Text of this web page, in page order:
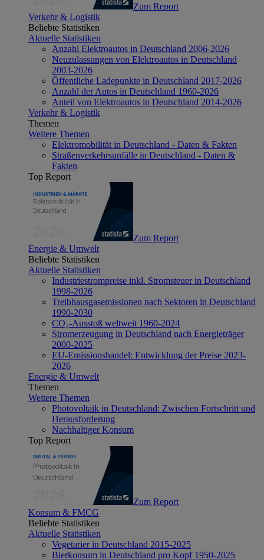
Zum Report
Verkehr & Logistik
Beliebte Statistiken
Aktuelle Statistiken
Anzahl Elektroautos in Deutschland 2006-2026
Neuzulassungen von Elektroautos in Deutschland
2003-2026
Öffentliche Ladepunkte in Deutschland 2017-2026
Anzahl der Autos in Deutschland 1960-2026
Anteil von Elektroautos in Deutschland 2014-2026
Verkehr & Logistik
Themen
Weitere Themen
Elektromobilität in Deutschland - Daten & Fakten
Straßenverkehrsunfälle in Deutschland - Daten &
Fakten
Top Report
Zum Report
Energie & Umwelt
Beliebte Statistiken
Aktuelle Statistiken
Industriestrompreise inkl. Stromsteuer in Deutschland
1998-2026
Treibhausgasemissionen nach Sektoren in Deutschland
1990-2030
CO₂-Ausstoß weltweit 1960-2024
Stromerzeugung in Deutschland nach Energieträger
2000-2025
EU-Emissionshandel: Entwicklung der Preise 2023-
2026
Energie & Umwelt
Themen
Weitere Themen
Photovoltaik in Deutschland: Zwischen Fortschritt und
Herausforderung
Nachhaltiger Konsum
Top Report
Zum Report
Konsum & FMCG
Beliebte Statistiken
Aktuelle Statistiken
Vegetarier in Deutschland 2015-2025
Bierkonsum in Deutschland pro Kopf 1950-2025